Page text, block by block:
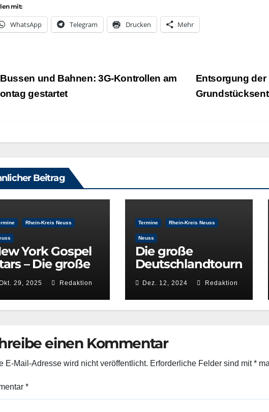
mit:
Whats­App Tele­gram Dru­cken Mehr
Entsorgung der
und Bahnen: 3G-Kontrollen am
gestartet
Beitrag
Rhein-Kreis Neuss
York Gospel
– Die große
2025/26
29, 2025 Redaktion
Termine Rhein-Kreis Neuss
Neuss
Die große
Deutschlandtourn
ee 2024/25 – New
York Gospel Stars
Dez. 12, 2024 Redaktion
einen Kommentar
E-Mail-Adresse wird nicht veröffentlicht. Erforderliche Felder sind mit*
*